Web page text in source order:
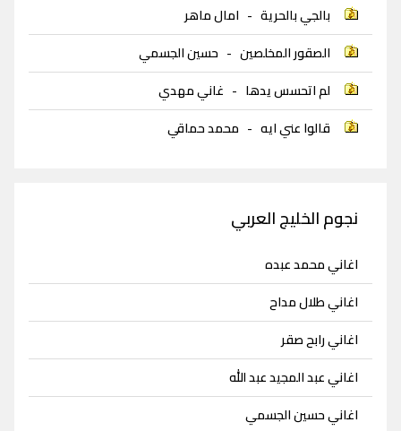
بالجي بالحرية - امال ماهر
الصقور المخلصين - حسين الجسمي
لم اتحسس يدها - غاني مهدي
قالوا عني ايه - محمد حماقي
نجوم الخليج العربي
اغاني محمد عبده
اغاني طلال مداح
اغاني رابح صقر
اغاني عبد المجيد عبد الله
اغاني حسين الجسمي